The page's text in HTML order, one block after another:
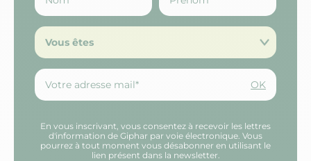
Vous êtes
OK
En vous inscrivant, vous consentez à recevoir les lettres
d'information de Giphar par voie électronique. Vous
pourrez à tout moment vous désabonner en utilisant le
lien présent dans la newsletter.